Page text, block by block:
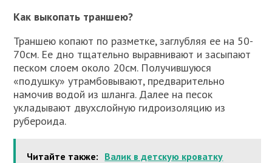
Как выкопать траншею?
Траншею копают по разметке, заглубляя ее на 50-
70см. Ее дно тщательно выравнивают и засыпают
песком слоем около 20см. Получившуюся
«подушку» утрамбовывают, предварительно
намочив водой из шланга. Далее на песок
укладывают двухслойную гидроизоляцию из
рубероида.
Читайте также: Валик в детскую кроватку